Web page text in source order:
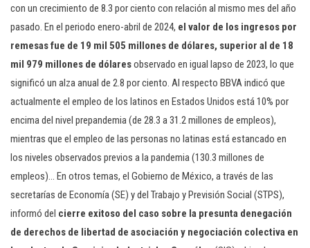
con un crecimiento de 8.3 por ciento con relación al mismo mes del año
pasado. En el periodo enero-abril de 2024, el valor de los ingresos por
remesas fue de 19 mil 505 millones de dólares, superior al de 18
mil 979 millones de dólaresobservado en igual lapso de 2023, lo que
significó un alza anual de 2.8 por ciento. Al respecto BBVA indicó que
actualmente el empleo de los latinos en Estados Unidos está 10% por
encima del nivel prepandemia (de 28.3 a 31.2 millones de empleos),
mientras que el empleo de las personas no latinas está estancado en
los niveles observados previos a la pandemia (130.3 millones de
empleos)… En otros temas, el Gobierno de México, a través de las
secretarías de Economía (SE) y del Trabajo y Previsión Social (STPS),
informó del cierre exitoso del caso sobre la presunta denegación
de derechos de libertad de asociación y negociación colectiva en